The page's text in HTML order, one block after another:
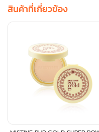
สินค้าที่เกี่ยวข้อง